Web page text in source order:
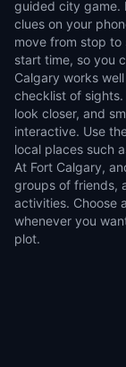
guided city game.
clues on your
move from stop
start time, so you
Calgary works
checklist of
look closer, and
interactive. Use
local places such
At Fort Calgary,
groups of friends,
activities. Choose
whenever you
plot.